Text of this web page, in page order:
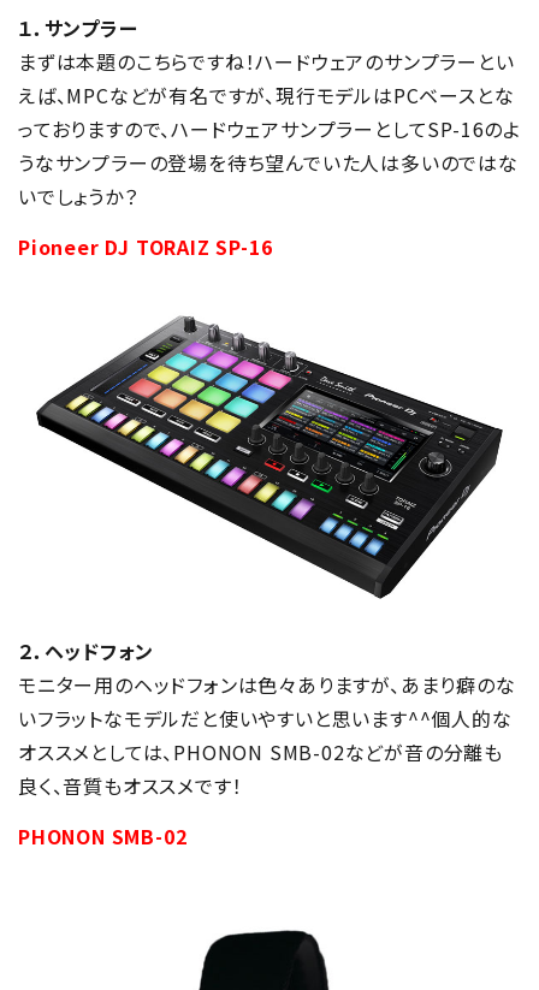
１．サンプラー
まずは本題のこちらですね！ハードウェアのサンプラーとい
えば、MPCなどが有名ですが、現行モデルはPCベースとな
っておりますので、ハードウェアサンプラーとしてSP-16のよ
うなサンプラーの登場を待ち望んでいた人は多いのではな
いでしょうか？
Pioneer DJ TORAIZ SP-16
２．ヘッドフォン
モニター用のヘッドフォンは色々ありますが、あまり癖のな
いフラットなモデルだと使いやすいと思います^^個人的な
オススメとしては、PHONON SMB-02などが音の分離も
良く、音質もオススメです！
PHONON SMB-02